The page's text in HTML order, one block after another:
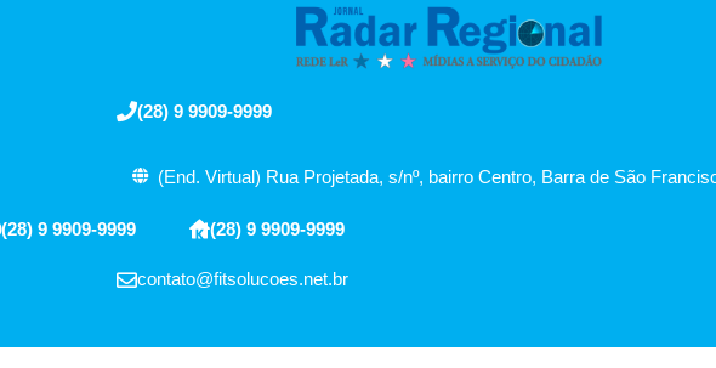
(28) 9 9909-9999
(End. Virtual) Rua Projetada, s/nº, bairro Centro, Barra de São
(28) 9 9909-9999 (28) 9 9909-9999
contato@fitsolucoes.net.br